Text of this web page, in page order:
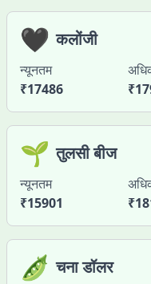
🖤 कलोंजी
न्यूनतम
₹17486
₹
🌱 तुलसी बीज
न्यूनतम
₹15901
₹
🫛 चना डॉलर